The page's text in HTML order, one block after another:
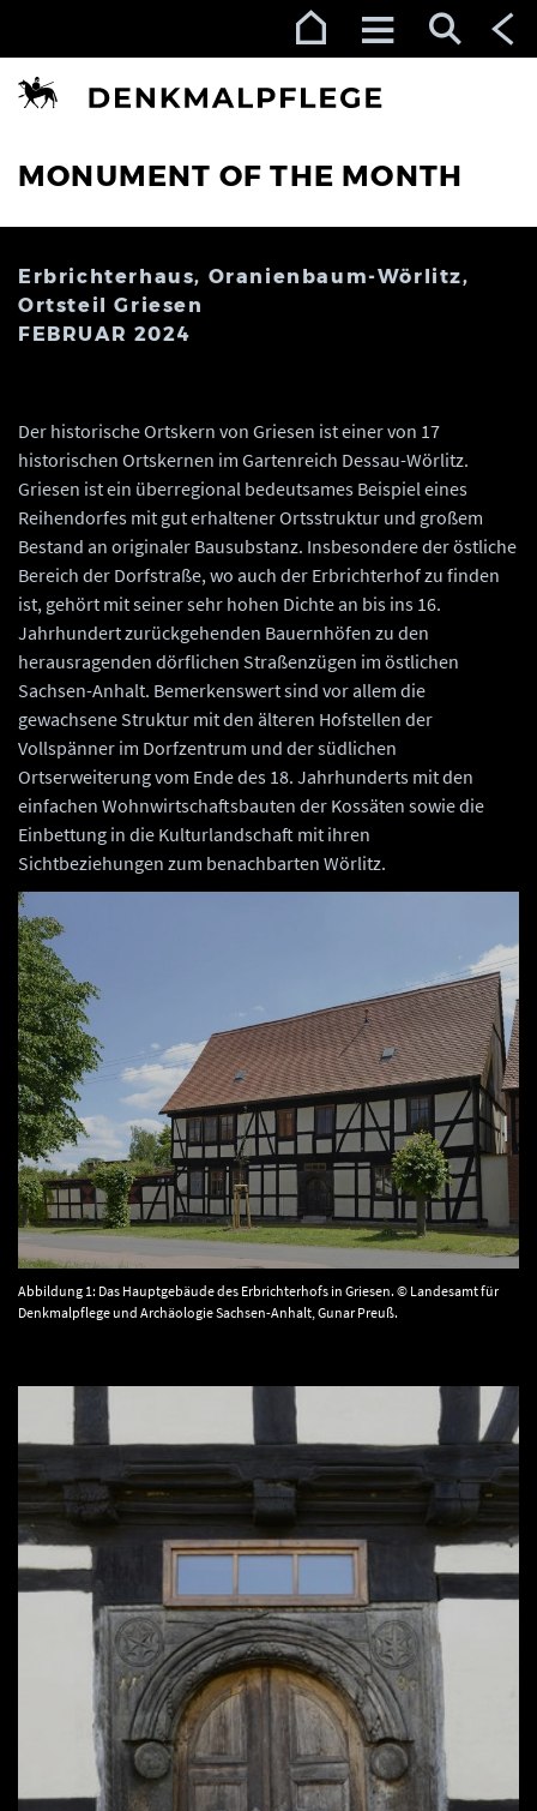
MONUMENT OF THE MONTH
Erbrichterhaus, Oranienbaum-Wörlitz,
Ortsteil Griesen
FEBRUAR 2024
Der historische Ortskern von Griesen ist einer von 17
historischen Ortskernen im Gartenreich Dessau-Wörlitz.
Griesen ist ein überregional bedeutsames Beispiel eines
Reihendorfes mit gut erhaltener Ortsstruktur und großem
Bestand an originaler Bausubstanz. Insbesondere der östliche
Bereich der Dorfstraße, wo auch der Erbrichterhof zu finden
ist, gehört mit seiner sehr hohen Dichte an bis ins 16.
Jahrhundert zurückgehenden Bauernhöfen zu den
herausragenden dörflichen Straßenzügen im östlichen
Sachsen-Anhalt. Bemerkenswert sind vor allem die
gewachsene Struktur mit den älteren Hofstellen der
Vollspänner im Dorfzentrum und der südlichen
Ortserweiterung vom Ende des 18. Jahrhunderts mit den
einfachen Wohnwirtschaftsbauten der Kossäten sowie die
Einbettung in die Kulturlandschaft mit ihren
Sichtbeziehungen zum benachbarten Wörlitz.
Abbildung 1: Das Hauptgebäude des Erbrichterhofs in Griesen. © Landesamt für
Denkmalpflege und Archäologie Sachsen-Anhalt, Gunar Preuß.